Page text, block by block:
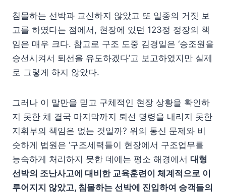
침몰하는 선박과 교신하지 않았고 또 일종의 거짓 보
고를 하였다는 점에서, 현장에 있던 123정 정장의 책
임은 매우 크다. 참고로 구조 도중 김경일은 ‘승조원을
승선시켜서 퇴선을 유도하겠다’고 보고하였지만 실제
로 그렇게 하지 않았다.
그러나 이 말만을 믿고 구체적인 현장 상황을 확인하
지 못한 채 결국 마지막까지 퇴선 명령을 내리지 못한
지휘부의 책임은 없는 것일까? 위의 통신 문제와 비
슷하게 법원은 ‘구조세력들이 현장에서 구조업무를
능숙하게 처리하지 못한 데에는 평소 해경에서 대형
선박의 조난사고에 대비한 교육훈련이 체계적으로 이
루어지지 않았고, 침몰하는 선박에 진입하여 승객들의